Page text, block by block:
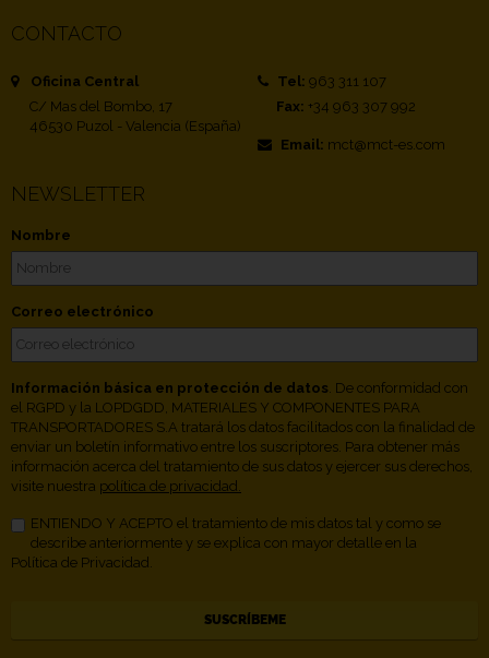
CONTACTO
Oficina Central
C/ Mas del Bombo, 17
46530 Puzol - Valencia (España)
Tel: 963 311 107
Fax: +34 963 307 992
Email: mct@mct-es.com
NEWSLETTER
Nombre
Correo electrónico
Información básica en protección de datos . De conformidad con
el RGPD y la LOPDGDD, MATERIALES Y COMPONENTES PARA
TRANSPORTADORES S.A tratará los datos facilitados con la finalidad de
enviar un boletín informativo entre los suscriptores. Para obtener más
información acerca del tratamiento de sus datos y ejercer sus derechos,
visite nuestra política de privacidad.
ENTIENDO Y ACEPTO el tratamiento de mis datos tal y como se
describe anteriormente y se explica con mayor detalle en la
Política de Privacidad.